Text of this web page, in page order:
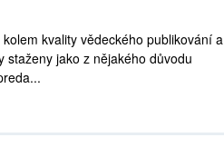
kvality vědeckého publikování a
jako z nějakého důvodu